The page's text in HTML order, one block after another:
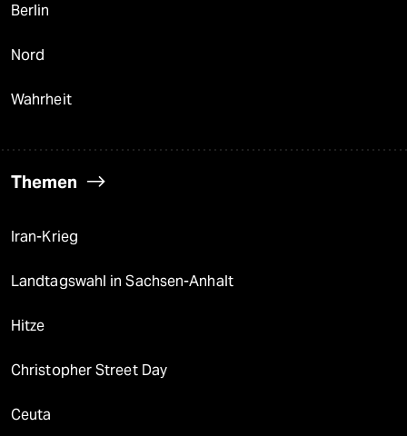
Berlin
Nord
Wahrheit
Themen
Iran-Krieg
Landtagswahl in Sachsen-Anhalt
Hitze
Christopher Street Day
Ceuta